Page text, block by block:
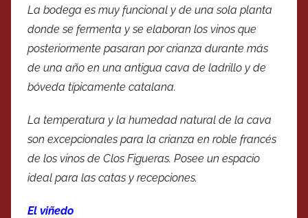
La bodega es muy funcional y de una sola planta
donde se fermenta y se elaboran los vinos que
posteriormente pasaran por crianza durante más
de una año en una antigua cava de ladrillo y de
bóveda típicamente catalana.
La temperatura y la humedad natural de la cava
son excepcionales para la crianza en roble francés
de los vinos de Clos Figueras. Posee un espacio
ideal para las catas y recepciones.
El viñedo